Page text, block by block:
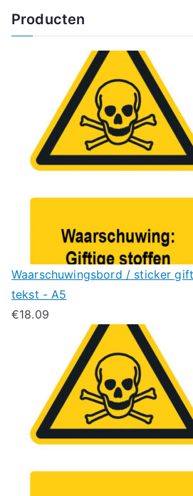
Producten
Waarschuwingsbord / sticker
tekst - A5
€18.09